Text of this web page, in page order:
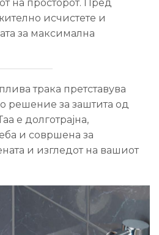
на просторот. Пред
исчистете и
за максимална
трака претставува
решение за заштита од
е долготрајна,
и совршена за
и изгледот на вашиот